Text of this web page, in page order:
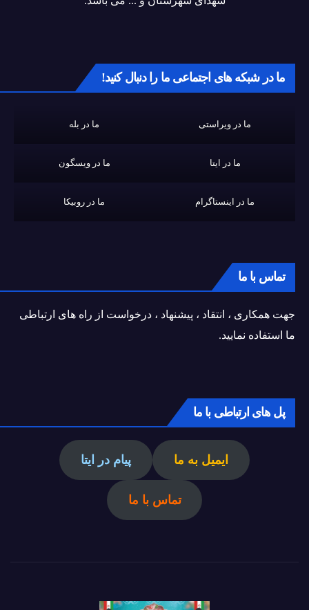
ما در شبکه های اجتماعی ما را دنبال کنید!
ما در ویراستی ما در بله
ما در ایتا ما در ویسگون
ما در اینستاگرام ما در روبیکا
تماس با ما
جهت همکاری ، انتقاد ، پیشنهاد ، درخواست از راه های ارتباطی
ما استفاده نمایید.
پل های ارتباطی با ما
ایمیل به ما پیام در ایتا
تماس با ما